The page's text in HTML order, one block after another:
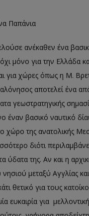
Παπάνια
ανέκαθεν ένα
μόνο για την Ελλάδα
για χώρες όπως η Μ.
αποτελεί ένα
γεωστρατηγικής
έναν βασικό ναυτικό
χώρο της ανατολικής
διότι
ύδατα της. Αν και η
μεταξύ Αγγλίας
θετικό για τους
ευκαιρία για